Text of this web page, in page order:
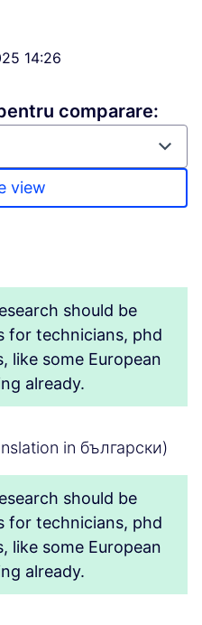
14:26
comparare:
view
should be
for technicians, phd
like some European
already.
in български)
should be
for technicians, phd
like some European
already.